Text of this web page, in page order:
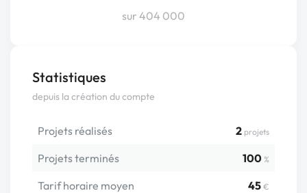
sur 404 000
Statistiques
depuis la création du compte
Projets réalisés 2 projets
Projets terminés 100 %
Tarif horaire moyen 45 €